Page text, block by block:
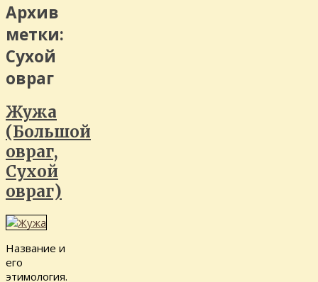
Архив
метки:
Сухой
овраг
Жужа
(Большой
овраг,
Сухой
овраг)
Название и
его
этимология.